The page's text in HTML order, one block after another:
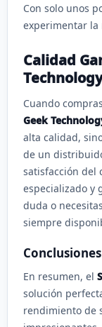
Con solo unos
experimentar la
Calidad
Technology
Cuando
Geek
alta calidad,
de un
satisfacción del
especializado y
duda o
siempre
Conclusiones
En resumen, el
solución
rendimiento de